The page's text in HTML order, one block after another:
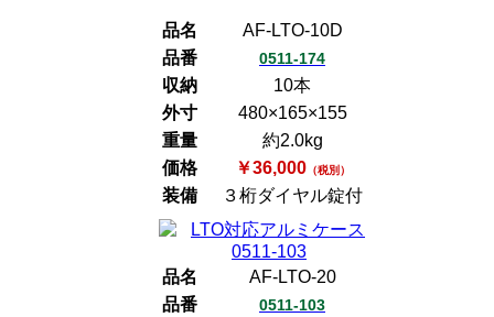
品名
AF-LTO-10D
品番
0511-174
収納
10本
外寸
480×165×155
重量
約2.0kg
価格
￥36,000（税別）
装備 ３桁ダイヤル錠付
品名
AF-LTO-20
品番
0511-103